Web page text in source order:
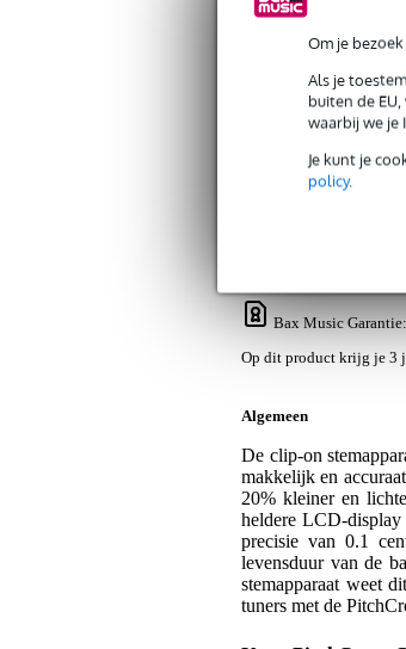
Om je
Als je
buiten de
waarbij we je
Je kunt je
policy.
Productinformatie
Bax Music Garantie
Op dit product krijg je 3
Algemeen
De clip-on
makkelijk en
20% kleiner en
heldere LCD-
precisie van 0.1
levensduur van de
stemapparaat weet
tuners met de